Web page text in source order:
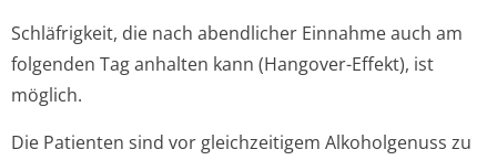
Schläfrigkeit, die nach abendlicher Einnahme auch am
folgenden Tag anhalten kann (Hangover-Effekt), ist
möglich.
Die Patienten sind vor gleichzeitigem Alkoholgenuss zu